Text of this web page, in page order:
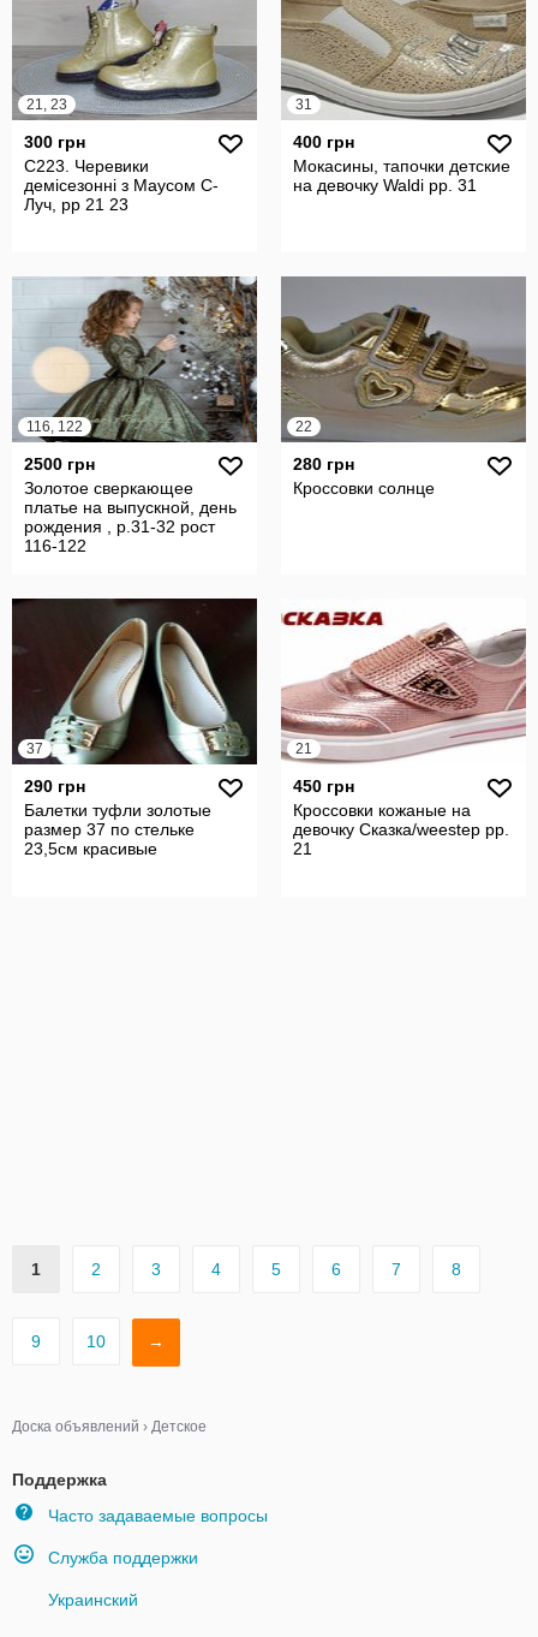
21, 23
300 грн
C223. Черевики
демісезонні з Маусом С-
Луч, рр 21 23
31
400 грн
Мокасины, тапочки детские
на девочку Waldi рр. 31
116, 122
2500 грн
Золотое сверкающее
платье на выпускной, день
рождения , р.31-32 рост
116-122
22
280 грн
Кроссовки солнце
37
290 грн
Балетки туфли золотые
размер 37 по стельке
23,5см красивые
21
450 грн
Кроссовки кожаные на
девочку Сказка/weestep рр.
21
1 2 3 4 5 6 7 8
9 10 →
Доска объявлений › Детское
Поддержка
Часто задаваемые вопросы
Служба поддержки
Украинский